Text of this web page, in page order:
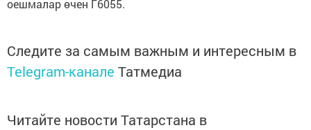
оешмалар өчен Г6055.
Следите за самым важным и интересным в
Telegram-канале Татмедиа
Читайте новости Татарстана в